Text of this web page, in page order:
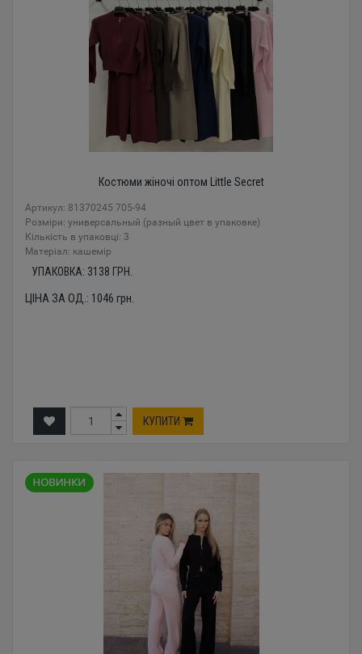
Костюми жіночі оптом Little Secret
Артикул: 81370245 705-94
Розміри: универсальный (разный цвет в упаковке)
Кількість в упаковці: 3
Mатеріал: кашемір
УПАКОВКА: 3138 ГРН.
ЦІНА ЗА ОД.: 1046 грн.
КУПИТИ